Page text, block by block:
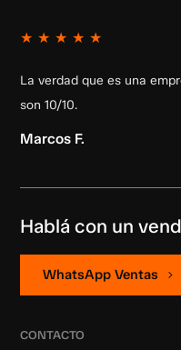
★ ★ ★ ★ ★
La verdad que es una
son 10/10.
Marcos F.
Hablá con un
WhatsApp Ventas
CONTACTO